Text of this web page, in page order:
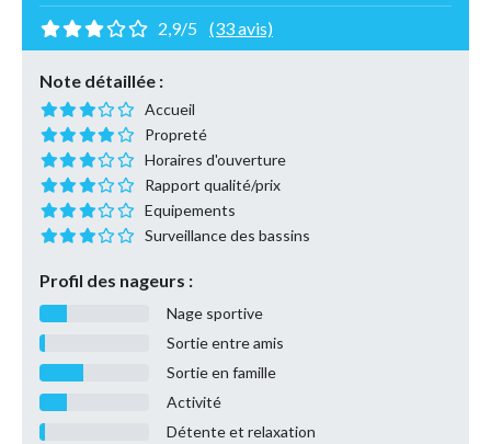
2,9/5 (33 avis)
Note détaillée :
Accueil
Propreté
Horaires d'ouverture
Rapport qualité/prix
Equipements
Surveillance des bassins
Profil des nageurs :
Nage sportive
Sortie entre amis
Sortie en famille
Activité
Détente et relaxation